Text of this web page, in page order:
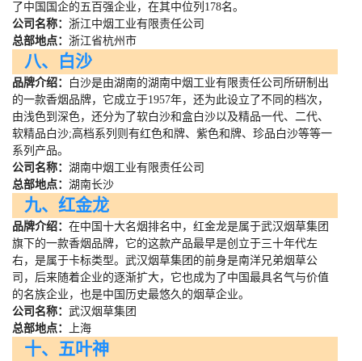
了中国国企的五百强企业，在其中位列 178名。
公司名称： 浙江中烟工业有限责任公司
总部地点： 浙江省杭州市
八、白沙
品牌介绍：
白沙是由湖南的湖南中烟工业有限责任公司所研制出
的一款香烟品牌，它成立于1957年，还为此设立了不同的档次，
由浅色到深色，还分为了软白沙和盒白沙以及精品一代、二代、
软精品白沙;高档系列则有红色和牌、紫色和牌、珍品白沙等等一
系列产品。
公司名称： 湖南中烟工业有限责任公司
总部地点： 湖南长沙
九、红金龙
品牌介绍： 在中国十大名烟排名中，红金龙是属于武汉烟草集团
旗下的一款香烟品牌，它的这款产品最早是创立于三十年代左
右，是属于卡标类型。武汉烟草集团的前身是南洋兄弟烟草公
司，后来随着企业的逐渐扩大，它也成为了中国最具名气与价值
的名族企业，也是中国历史最悠久的烟草企业。
公司名称： 武汉烟草集团
总部地点：
上海
十、五叶神